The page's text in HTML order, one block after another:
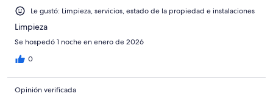
Le gustó: Limpieza, servicios, estado de la propiedad e instalaciones
Limpieza
Se hospedó 1 noche en enero de 2026
0
Opinión verificada